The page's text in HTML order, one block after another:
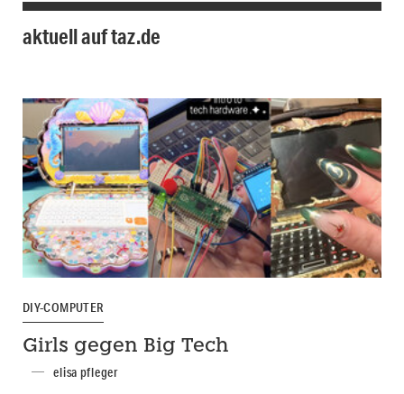
aktuell auf taz.de
DIY-COMPUTER
Girls gegen Big Tech
elisa pfleger